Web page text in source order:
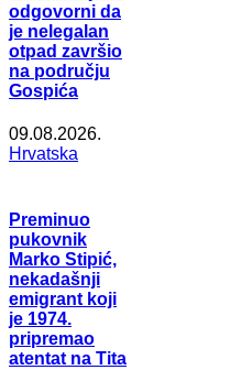
odgovorni da
je nelegalan
otpad završio
na području
Gospića
09.08.2026.
Hrvatska
Preminuo
pukovnik
Marko Stipić,
nekadašnji
emigrant koji
je 1974.
pripremao
atentat na Tita